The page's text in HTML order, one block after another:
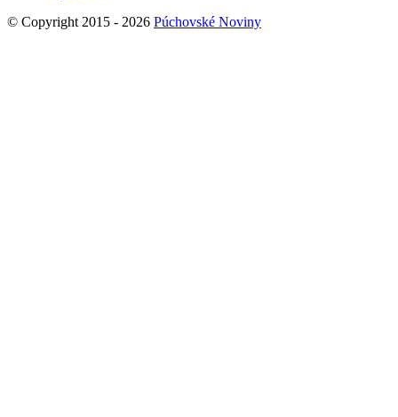
© Copyright 2015 - 2026 Púchovské Noviny